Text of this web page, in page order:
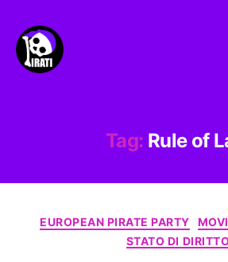
Tag: Rule of
EUROPEAN PIRATE PARTY
STATO DI